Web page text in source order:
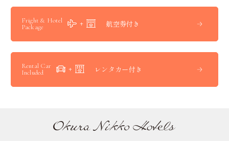
Fright & Hotel
Package
航空券付き
Rental Car
Included
レンタカー付き